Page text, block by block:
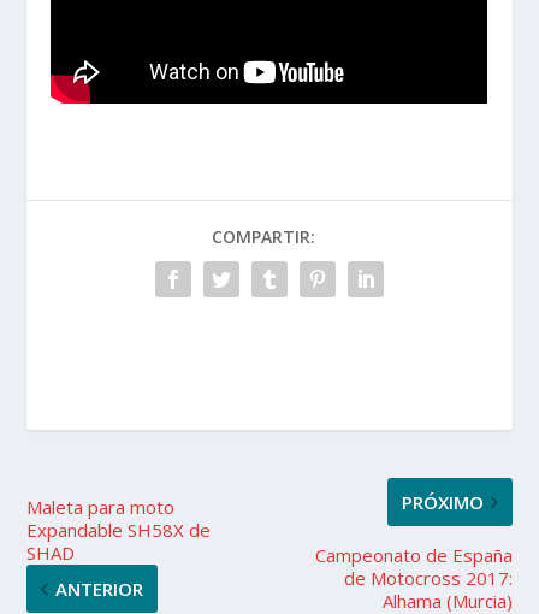
COMPARTIR:
Maleta para moto
Expandable SH58X de
SHAD
ANTERIOR
PRÓXIMO
Campeonato de España
de Motocross 2017:
Alhama (Murcia)